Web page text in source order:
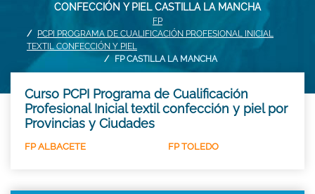
CONFECCIÓN Y PIEL CASTILLA LA MANCHA
FP
PCPI PROGRAMA DE CUALIFICACIÓN PROFESIONAL INICIAL
TEXTIL CONFECCIÓN Y PIEL
FP CASTILLA LA MANCHA
Curso PCPI Programa de Cualificación
Profesional Inicial textil confección y piel por
Provincias y Ciudades
FP ALBACETE FP TOLEDO